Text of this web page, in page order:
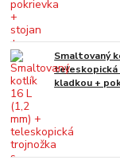
Smaltovaný
teleskopická
kladkou +